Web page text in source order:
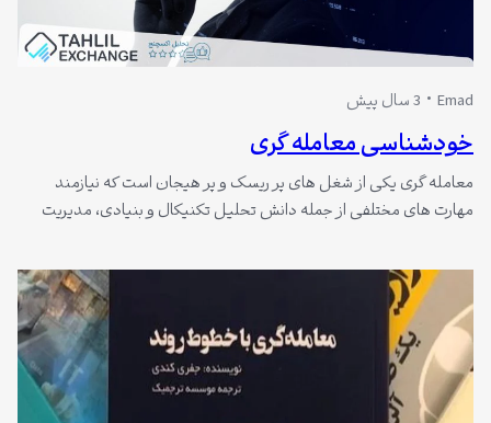
Emad 3 سال پیش
خودشناسی معامله گری
معامله گری یکی از شغل های پر ریسک و پر هیجان است که نیازمند
مهارت های مختلفی از جمله دانش تحلیل تکنیکال و بنیادی، مدیریت
معامله گر برای موفقیت در این شغل به آن نیاز دارد، خودشناسی است.
خودشناسی به معنای…